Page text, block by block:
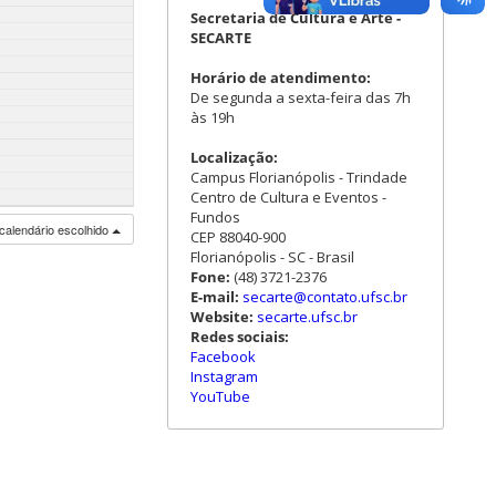
escolhido
Secretaria de Cultura e Arte -
SECARTE
Horário de atendimento:
De segunda a sexta-feira das 7h
às 19h
Localização:
Campus Florianópolis - Trindade
Centro de Cultura e Eventos -
Fundos
CEP 88040-900
Florianópolis - SC - Brasil
Fone: (48) 3721-2376
E-mail: secarte@contato.ufsc.br
Website: secarte.ufsc.br
Redes sociais:
Facebook
Instagram
YouTube